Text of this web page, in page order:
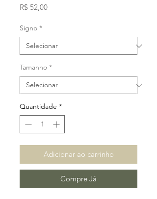
R$ 52,00Preço
Signo *
Tamanho *
Quantidade *
Adicionar ao carrinho
Compre Já